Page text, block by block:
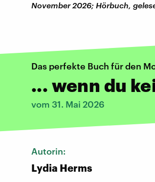
November 2026; Hörbuch,
Das perfekte Buch für den
... wenn du
vom 31. Mai 2026
Autorin:
Lydia Herms